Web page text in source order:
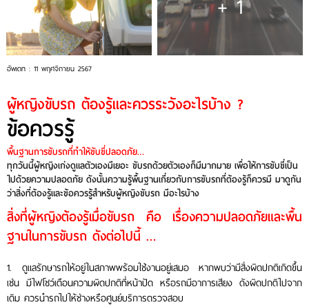
อัพเดท : 11 พฤศจิกายน 2567
ผู้หญิงขับรถ ต้องรู้และควรระวังอะไรบ้าง ?
ข้อควรรู้
พื้นฐานการขับรถที่ทำให้ขับขี่ปลอดภัย…
ทุกวันนี้ผู้หญิงเก่งดูแลตัวเองมีเยอะ ขับรถด้วยตัวเองก็มีมากมาย เพื่อให้การขับขี่เป็น
ไปด้วยความปลอดภัย ดังนั้นความรู้พื้นฐานเกี่ยวกับการขับรถที่ต้องรู้ก็ควรมี มาดูกัน
ว่าสิ่งที่ต้องรู้และข้อควรรู้สำหรับผู้หญิงขับรถ มีอะไรบ้าง
สิ่งที่ผู้หญิงต้องรู้เมื่อขับรถ คือ เรื่องความปลอดภัยและพื้น
ฐานในการขับรถ ดังต่อไปนี้ …
1. ดูแลรักษารถให้อยู่ในสภาพพร้อมใช้งานอยู่เสมอ หากพบว่ามีสิ่งผิดปกติเกิดขึ้น
เช่น มีไฟโชว์เตือนความผิดปกติที่หน้าปัด หรือรถมีอาการเสียง ดังผิดปกติไปจาก
เดิม ควรนำรถไปให้ช่างหรือศูนย์บริการตรวจสอบ